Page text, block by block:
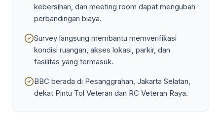
kebersihan, dan meeting room dapat mengubah
perbandingan biaya.
Survey langsung membantu memverifikasi
kondisi ruangan, akses lokasi, parkir, dan
fasilitas yang termasuk.
BBC berada di Pesanggrahan, Jakarta Selatan,
dekat Pintu Tol Veteran dan RC Veteran Raya.